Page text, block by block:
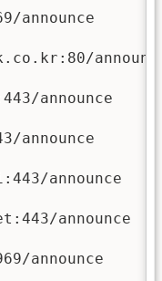
announce
announce
announce
announce
announce
announce